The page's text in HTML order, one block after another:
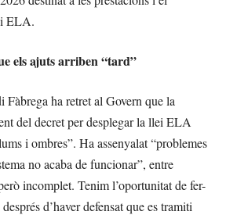
ELA.
els ajuts arriben “tard”
Fàbrega ha retret al Govern que la
del decret per desplegar la llei ELA
i ombres”. Ha assenyalat “problemes
no acaba de funcionar”, entre
incomplet. Tenim l’oportunitat de fer-
d’haver defensat que es tramiti